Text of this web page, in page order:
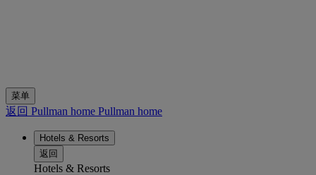
菜单
返回 Pullman home Pullman home
Hotels & Resorts
返回
Hotels & Resorts